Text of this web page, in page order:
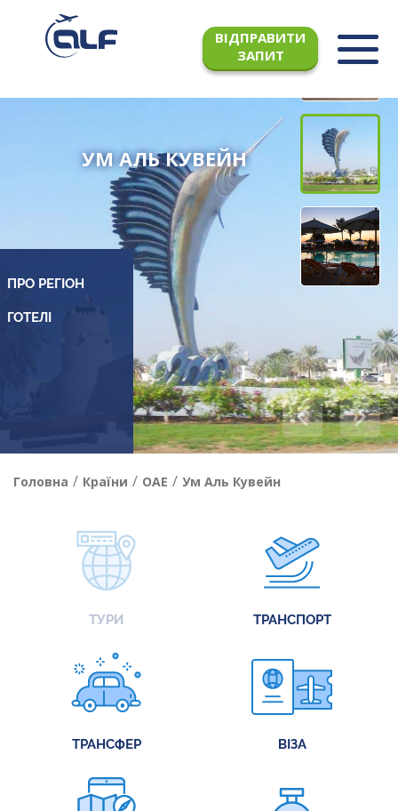
ВІДПРАВИТИ
ЗАПИТ
УМ АЛЬ КУВЕЙН
ПРО РЕГІОН
Головна / Країни / ОАЕ / Ум Аль Кувейн
ТУРИ ТРАНСПОРТ
ТРАНСФЕР ВІЗА